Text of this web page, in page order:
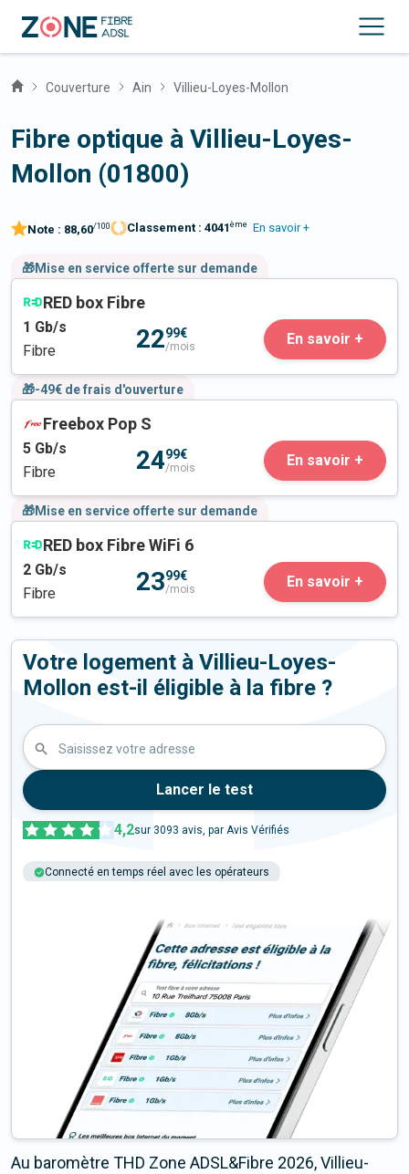
Couverture Ain Villieu-Loyes-Mollon
Fibre optique à Villieu-Loyes-
Mollon (01800)
Note : 88,60/100 Classement : 4041 ème En savoir +
🎁Mise en service offerte sur demande
RED box Fibre
1 Gb/s
Fibre
2299€
/mois En savoir +
🎁-49€ de frais d'ouverture
Freebox Pop S
5 Gb/s
Fibre
2499€
/mois En savoir +
🎁Mise en service offerte sur demande
RED box Fibre WiFi 6
2 Gb/s
Fibre
2399€
/mois En savoir +
Votre logement à Villieu-Loyes-
Mollon est-il éligible à la fibre ?
Saisissez votre adresse
Lancer le test
4,2sur 3093 avis, par Avis Vérifiés
Connecté en temps réel avec les opérateurs
Au baromètre THD Zone ADSL&Fibre 2026, Villieu-